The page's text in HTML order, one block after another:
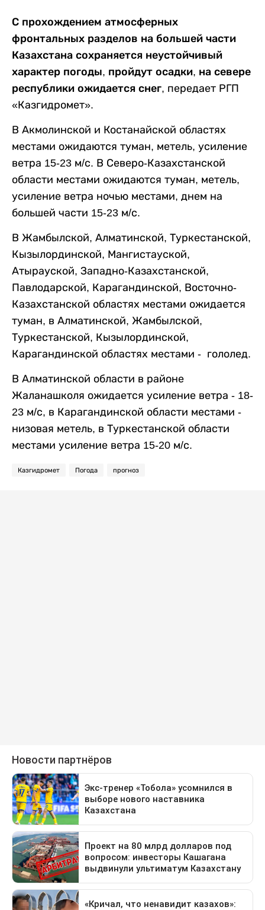
С прохождением атмосферных
фронтальных разделов на большей части
Казахстана сохраняется неустойчивый
характер погоды, пройдут осадки, на севере
республики ожидается снег, передает РГП
«Казгидромет».
В Акмолинской и Костанайской областях
местами ожидаются туман, метель, усиление
ветра 15-23 м/с. В Северо-Казахстанской
области местами ожидаются туман, метель,
усиление ветра ночью местами, днем на
большей части 15-23 м/с.
В Жамбылской, Алматинской, Туркестанской,
Кызылординской, Мангистауской,
Атырауской, Западно-Казахстанской,
Павлодарской, Карагандинской, Восточно-
Казахстанской областях местами ожидается
туман, в Алматинской, Жамбылской,
Туркестанской, Кызылординской,
Карагандинской областях местами - гололед.
В Алматинской области в районе
Жаланашколя ожидается усиление ветра - 18-
23 м/с, в Карагандинской области местами -
низовая метель, в Туркестанской области
местами усиление ветра 15-20 м/с.
Казгидромет Погода прогноз